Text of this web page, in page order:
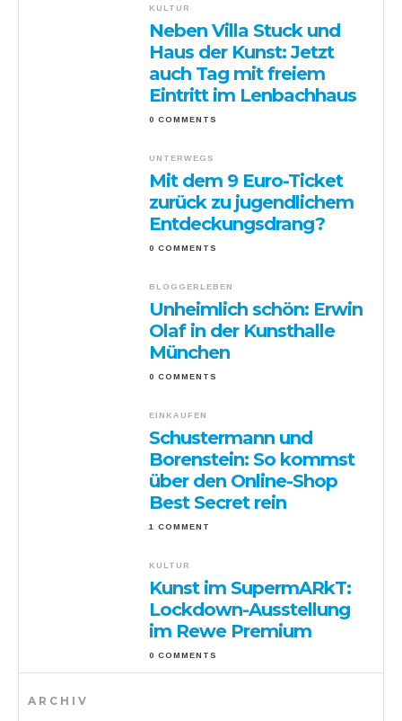
KULTUR
Neben Villa Stuck und
Haus der Kunst: Jetzt
auch Tag mit freiem
Eintritt im Lenbachhaus
0 COMMENTS
UNTERWEGS
Mit dem 9 Euro-Ticket
zurück zu jugendlichem
Entdeckungsdrang?
0 COMMENTS
BLOGGERLEBEN
Unheimlich schön: Erwin
Olaf in der Kunsthalle
München
0 COMMENTS
EINKAUFEN
Schustermann und
Borenstein: So kommst
über den Online-Shop
Best Secret rein
1 COMMENT
KULTUR
Kunst im SupermARkT:
Lockdown-Ausstellung
im Rewe Premium
0 COMMENTS
ARCHIV